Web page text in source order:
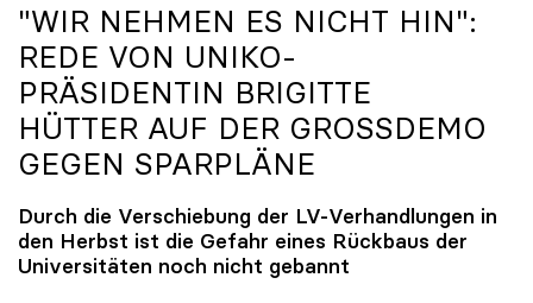
"WIR NEHMEN ES NICHT HIN":
REDE VON UNIKO-
PRÄSIDENTIN BRIGITTE
HÜTTER AUF DER GROSSDEMO G
EGEN SPARPLÄNE
Durch die Verschiebung der LV-Verhandlungen in
den Herbst ist die Gefahr eines Rückbaus der
Universitäten noch nicht gebannt